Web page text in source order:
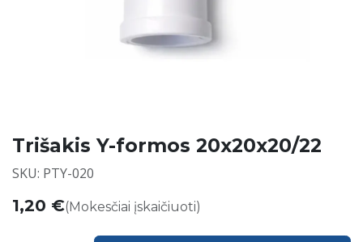
Trišakis Y-formos 20x20x20/22
SKU: PTY-020
1,20 €(Mokesčiai įskaičiuoti)